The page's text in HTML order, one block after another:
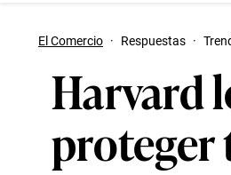
El Comercio · Respuestas ·
Harvard
proteger